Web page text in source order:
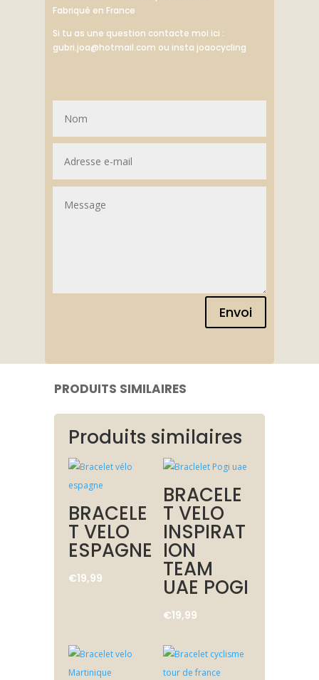
Fabriqué en France
Si tu as une question contacte moi ici :
gubri.joa@hotmail.com ou insta joaocycling
Envoi
PRODUITS SIMILAIRES
Produits similaires
BRACELE
T VELO
ESPAGNE
€19,99
BRACELE
T VELO
INSPIRAT
ION
TEAM
UAE POGI
€19,99